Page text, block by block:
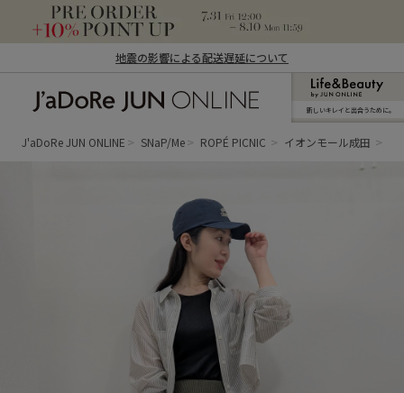
地震の影響による配送遅延について
ン オンライン）
新しいキレイと出合うために。
J'aDoRe JUN ONLINE SNaP/Me ROPÉ PICNIC イオンモール成田